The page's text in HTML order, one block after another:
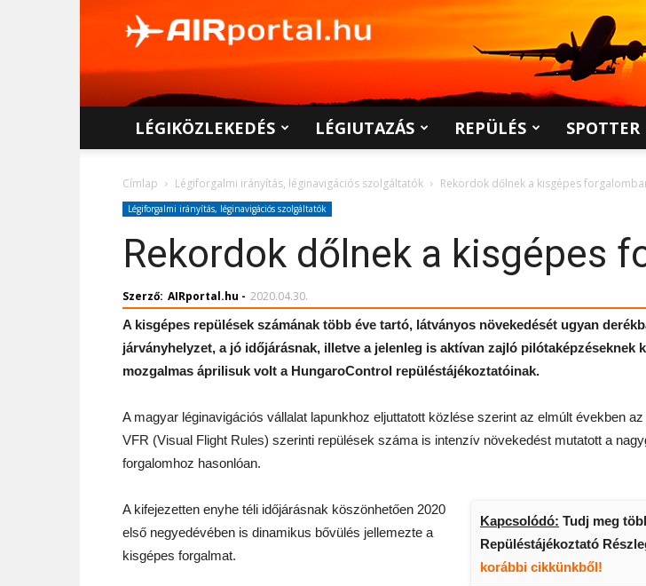
LÉGIKÖZLEKEDÉS LÉGIUTAZÁS REPÜLÉS SPOTTER
Címlap Légiforgalmi irányítás, léginavigációs szolgáltatók Rekordok dőlnek a kisgépes
Légiforgalmi irányítás, léginavigációs szolgáltatók
Rekordok dőlnek a kisgépes
Szerző: AIRportal.hu - 2020.04.30.
A kisgépes repülések számának több éve tartó, látványos növekedését ugyan
járványhelyzet, a jó időjárásnak, illetve a jelenleg is aktívan zajló pilótaképzéseknek
mozgalmas áprilisuk volt a HungaroControl repüléstájékoztatóinak.
A magyar léginavigációs vállalat lapunkhoz eljuttatott közlése szerint az elmúlt években
VFR (Visual Flight Rules) szerinti repülések száma is intenzív növekedést mutatott a
forgalomhoz hasonlóan.
Kapcsolódó: Tudj meg
Repüléstájékoztató
korábbi cikkünkből!
A kifejezetten enyhe téli időjárásnak köszönhetően 2020
első negyedévében is dinamikus bővülés jellemezte a
kisgépes forgalmat.